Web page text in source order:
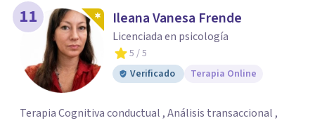
11 Ileana Vanesa Frende
Licenciada en psicología
5 / 5
Verificado
Terapia Online
Terapia Cognitiva conductual , Análisis transaccional ,